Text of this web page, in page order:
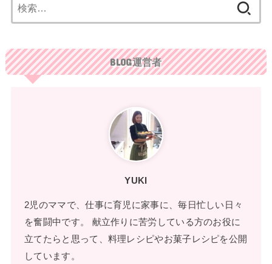
索:
BLOG運営者
YUKI
2児のママで、仕事に育児に家事に、毎日忙しい日々
を奮闘中です。 献立作りに苦労している方のお役に
立てたらと思って、料理レシピやお菓子レシピを公開
しています。